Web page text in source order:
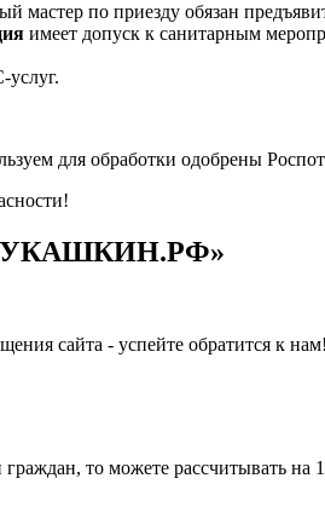
мастер по приезду обязан
имеет допуск к санитарным
для обработки одобрены
сайта - успейте обратится к
то можете рассчитывать